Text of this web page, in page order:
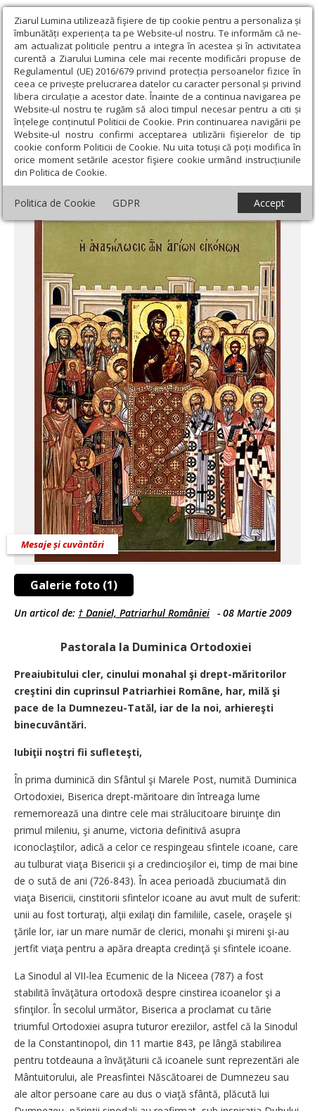
Ziarul Lumina utilizează fişiere de tip cookie pentru a personaliza și
îmbunătăți experiența ta pe Website-ul nostru. Te informăm că ne-
am actualizat politicile pentru a integra în acestea și în activitatea
curentă a Ziarului Lumina cele mai recente modificări propuse de
Regulamentul (UE) 2016/679 privind protecția persoanelor fizice în
ceea ce privește prelucrarea datelor cu caracter personal și privind
libera circulație a acestor date. Înainte de a continua navigarea pe
Website-ul nostru te rugăm să aloci timpul necesar pentru a citi și
înțelege conținutul Politicii de Cookie. Prin continuarea navigării pe
Website-ul nostru confirmi acceptarea utilizării fişierelor de tip
cookie conform Politicii de Cookie. Nu uita totuși că poți modifica în
orice moment setările acestor fişiere cookie urmând instrucțiunile
din Politica de Cookie.
Politica de Cookie GDPR Accept
Ziarul Lumina › Actualitate religioasă › Mesaje și cuvântări ›
Pastorala Sfântului Sinod al Bisericii Ortodoxe Române la Duminica
Ortodoxiei
Pastorala Sfântului Sinod al Bisericii
Ortodoxe Române la Duminica Ortodoxiei
Galerie foto (1)
Mesaje și cuvântări
Un articol de: † Daniel, Patriarhul României - 08 Martie 2009
Pastorala la Duminica Ortodoxiei
Preaiubitului cler, cinului monahal şi drept-măritorilor
creştini din cuprinsul Patriarhiei Române, har, milă şi
pace de la Dumnezeu-Tatăl, iar de la noi, arhiereşti
binecuvântări.
Iubiţii noştri fii sufleteşti,
În prima duminică din Sfântul şi Marele Post, numită Duminica
Ortodoxiei, Biserica drept-măritoare din întreaga lume
rememorează una dintre cele mai strălucitoare biruinţe din
primul mileniu, şi anume, victoria definitivă asupra
iconoclaştilor, adică a celor ce respingeau sfintele icoane, care
au tulburat viaţa Bisericii şi a credincioşilor ei, timp de mai bine
de o sută de ani (726-843). În acea perioadă zbuciumată din
viaţa Bisericii, cinstitorii sfintelor icoane au avut mult de suferit:
unii au fost torturaţi, alţii exilaţi din familiile, casele, oraşele şi
ţările lor, iar un mare număr de clerici, monahi şi mireni şi-au
jertfit viaţa pentru a apăra dreapta credinţă şi sfintele icoane.
La Sinodul al VII-lea Ecumenic de la Niceea (787) a fost
stabilită învăţătura ortodoxă despre cinstirea icoanelor şi a
sfinţilor. În secolul următor, Biserica a proclamat cu tărie
triumful Ortodoxiei asupra tuturor ereziilor, astfel că la Sinodul
de la Constantinopol, din 11 martie 843, pe lângă stabilirea
pentru totdeauna a învăţăturii că icoanele sunt reprezentări ale
Mântuitorului, ale Preasfintei Născătoarei de Dumnezeu sau
ale altor persoane care au dus o viaţă sfântă, plăcută lui